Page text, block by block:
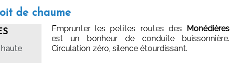
de chaume
Emprunter les petites routes des
Monédières
est un bonheur de conduite buissonnière.
Circulation zéro, silence étourdissant.